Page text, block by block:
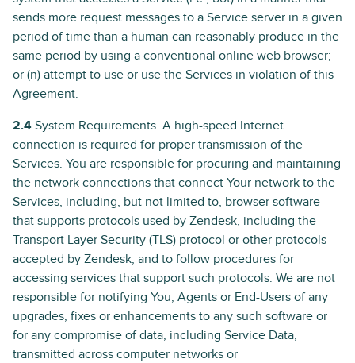
sends more request messages to a Service server in a given
period of time than a human can reasonably produce in the
same period by using a conventional online web browser;
or (n) attempt to use or use the Services in violation of this
Agreement.
2.4 System Requirements. A high-speed Internet
connection is required for proper transmission of the
Services. You are responsible for procuring and maintaining
the network connections that connect Your network to the
Services, including, but not limited to, browser software
that supports protocols used by Zendesk, including the
Transport Layer Security (TLS) protocol or other protocols
accepted by Zendesk, and to follow procedures for
accessing services that support such protocols. We are not
responsible for notifying You, Agents or End-Users of any
upgrades, fixes or enhancements to any such software or
for any compromise of data, including Service Data,
transmitted across computer networks or